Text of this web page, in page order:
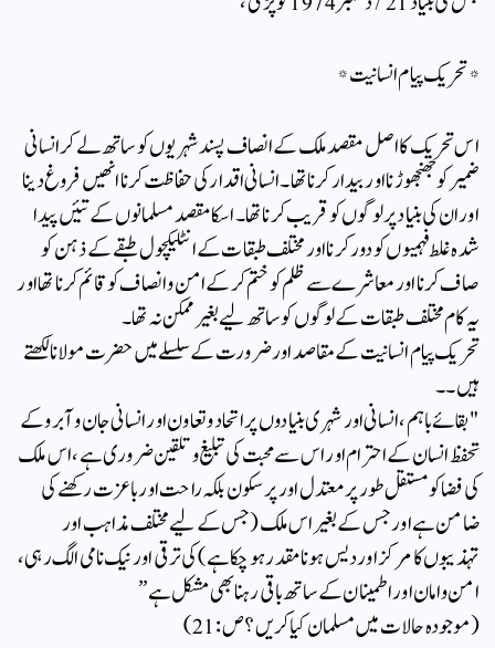
* تحریک پیام انسانیت*
اس تحریک کا اصل مقصد ملک کے انصاف پسند شہریوں کو ساتھ لے کر انسانی
ضمیر کو جھنجھوڑنا اور بیدار کرنا تھا۔ انسانی اقدار کی حفاظت کرنا انھیں فروغ دینا
اور ان کی بنیاد پر لوگوں کو قریب کرنا تھا۔ اسکا مقصد مسلمانوں کے تئیں پیدا
شدہ غلط فہمیوں کو دور کرنا اور مختلف طبقات کے انٹلیکچول طبقے کے ذہن کو
صاف کرنا اور معاشرے سے ظلم کو ختم کر کے امن و انصاف کو قائم کرنا تھا اور
یہ کام مختلف طبقات کے لوگوں کو ساتھ لیے بغیر ممکن نہ تھا۔
تحریک پیام انسانیت کے مقاصد اور ضرورت کے سلسلے میں حضرت مولانا لکھتے
ہیں۔۔
"بقائے باہم ،انسانی اور شہری بنیادوں پر اتحاد و تعاون اور انسانی جان و آبرو کے
تحفظ انسان کے احترام اور اس سے محبت کی تبلیغ و تلقین ضروری ہے، اس ملک
کی فضا کو مستقل طور پر معتدل اور پر سکون بلکہ راحت اور باعزت رکھنے کی
ضامن ہے اور جس کے بغیر اس ملک (جس کے لیے مختلف مذاہب اور
تہذیبوں کا مرکز اور دیس ہونا مقدر ہو چکا ہے )کی ترقی اور نیک نامی الگ رہی ،
امن و امان اور اطمینان کے ساتھ باقی رہنا بھی مشکل ہے”
( موجودہ حالات میں مسلمان کیا کریں ؟ ص: 21)